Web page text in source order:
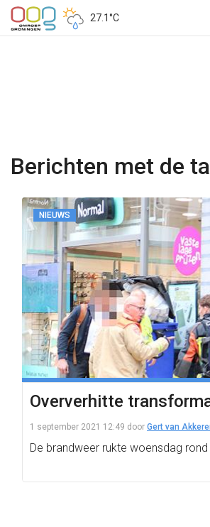
27.1°C
Berichten met de
NIEUWS
Oververhitte
1 september 2021 12:49 door Gert van
De brandweer rukte woensdag